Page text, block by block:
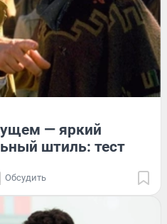
— яркий
штиль: тест
Обсудить